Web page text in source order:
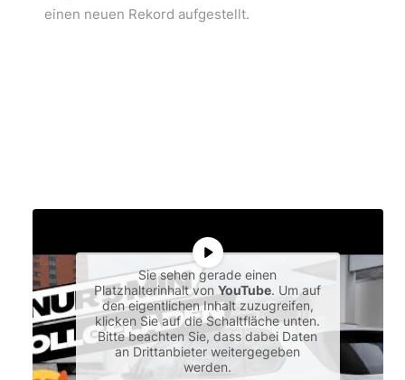
einen neuen Rekord aufgestellt.
Sie sehen gerade einen
Platzhalterinhalt vonYouTube. Um auf
den eigentlichen Inhalt zuzugreifen,
klicken Sie auf die Schaltfläche unten.
Bitte beachten Sie, dass dabei Daten
an Drittanbieter weitergegeben
werden.